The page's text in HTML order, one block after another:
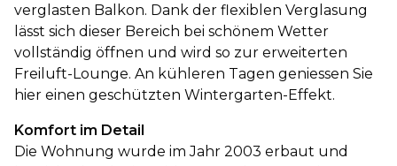
verglasten Balkon. Dank der flexiblen Verglasung
lässt sich dieser Bereich bei schönem Wetter
vollständig öffnen und wird so zur erweiterten
Freiluft-Lounge. An kühleren Tagen geniessen Sie
hier einen geschützten Wintergarten-Effekt.
Komfort im Detail
Die Wohnung wurde im Jahr 2003 erbaut und